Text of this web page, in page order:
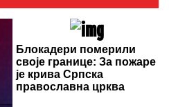
Блокадери померили
своје границе: За пожаре
је крива Српска
православна црква